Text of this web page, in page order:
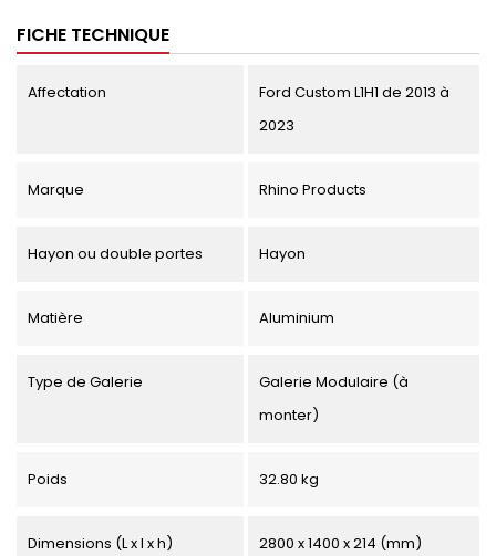
FICHE TECHNIQUE
Affectation
Ford Custom L1H1 de 2013 à
2023
Marque Rhino Products
Hayon ou double portes Hayon
Matière Aluminium
Type de Galerie
Galerie Modulaire (à
monter)
Poids 32.80 kg
Dimensions (L x l x h)
2800 x 1400 x 214 (mm)